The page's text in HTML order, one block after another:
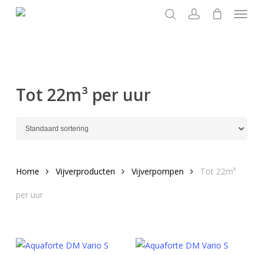
Menu
Tot 22m³ per uur
Home Vijverproducten Vijverpompen Tot 22m³
per uur